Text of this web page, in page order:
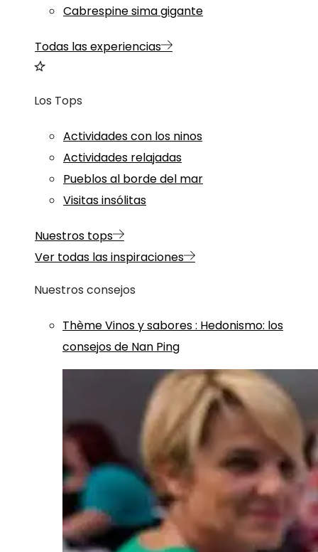
Cabrespine sima gigante
Todas las experiencias
Los Tops
Actividades con los ninos
Actividades relajadas
Pueblos al borde del mar
Visitas insólitas
Nuestros tops
Ver todas las inspiraciones
Nuestros consejos
ThèmeVinos y sabores: Hedonismo: los
consejos de Nan Ping